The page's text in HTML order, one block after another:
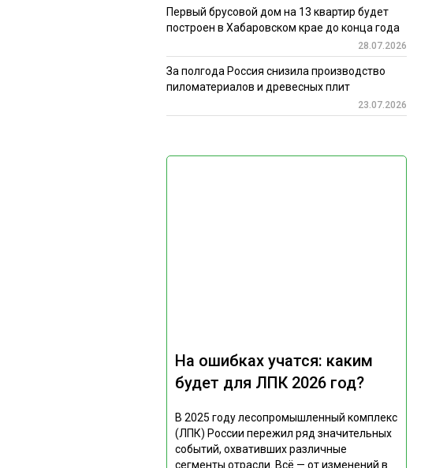
На ошибках учатся: каким
будет для ЛПК 2026 год?
В 2025 году лесопромышленный комплекс
(ЛПК) России пережил ряд значительных
событий, охвативших различные
сегменты отрасли. Всё — от изменений в
Первый брусовой дом на 13 квартир будет
построен в Хабаровском крае до конца года
28.07.2026
За полгода Россия снизила производство
пиломатериалов и древесных плит
23.07.2026